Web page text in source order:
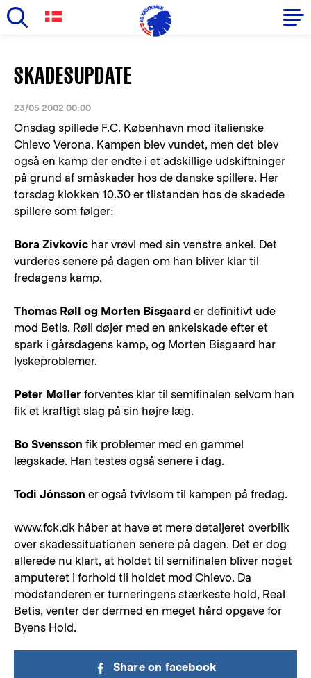
main
content
Primary
navigation
English
SKADESUPDATE
23/05 2002 00:00
Onsdag spillede F.C. København mod italienske
Chievo Verona. Kampen blev vundet, men det blev
også en kamp der endte i et adskillige udskiftninger
på grund af småskader hos de danske spillere. Her
torsdag klokken 10.30 er tilstanden hos de skadede
spillere som følger:
Bora Zivkovic har vrøvl med sin venstre ankel. Det
vurderes senere på dagen om han bliver klar til
fredagens kamp.
Thomas Røll og Morten Bisgaard er definitivt ude
mod Betis. Røll døjer med en ankelskade efter et
spark i gårsdagens kamp, og Morten Bisgaard har
lyskeproblemer.
Peter Møller forventes klar til semifinalen selvom han
fik et kraftigt slag på sin højre læg.
Bo Svensson fik problemer med en gammel
lægskade. Han testes også senere i dag.
Todi Jónsson er også tvivlsom til kampen på fredag.
www.fck.dk håber at have et mere detaljeret overblik
over skadessituationen senere på dagen. Det er dog
allerede nu klart, at holdet til semifinalen bliver noget
amputeret i forhold til holdet mod Chievo. Da
modstanderen er turneringens stærkeste hold, Real
Betis, venter der dermed en meget hård opgave for
Byens Hold.
Share on facebook